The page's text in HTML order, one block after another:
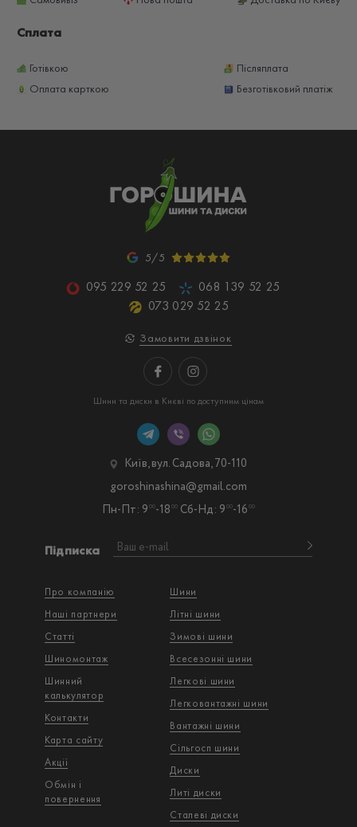
Сплата
Готівкою
Післяплата
Оплата карткою
Безготівковий платіж
5/5
095 229 52 25
068 139 52 25
073 029 52 25
Замовити дзвінок
Шини та диски в Києві по доступним цінам
Про компанію
Наші партнери
Статті
Шиномонтаж
Шинний
калькулятор
Контакти
Карта сайту
Акції
Обмін і
повернення
Шини
Літні шини
Зимові шини
Всесезонні шини
Легкові шини
Легковантажнi шини
Вантажнi шини
Сільгосп шини
Диски
Литі диски
Сталеві диски
Підписка
Київ, вул. Садова, 70-110
Пн-Пт: 9 00-18 00 Сб-Нд: 9 00-16 00
goroshinashina@gmail.com